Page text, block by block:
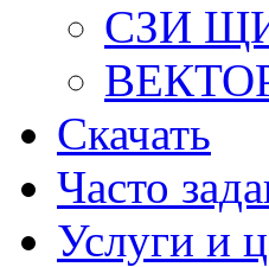
СЗИ
Скачать
Часто
Услуги и